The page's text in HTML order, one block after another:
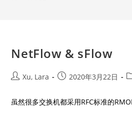
NetFlow & sFlow
Xu, Lara 2020年3月22日
虽然很多交换机都采用RFC标准的